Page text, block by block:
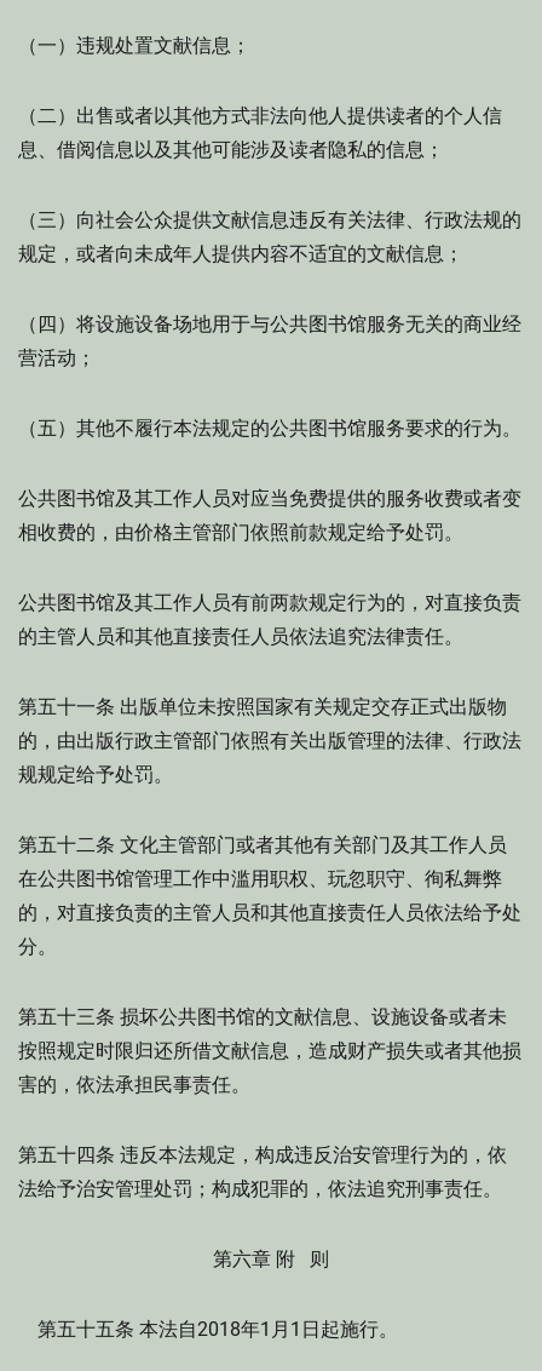
（一）违规处置文献信息；
（二）出售或者以其他方式非法向他人提供读者的个人信
息、借阅信息以及其他可能涉及读者隐私的信息；
（三）向社会公众提供文献信息违反有关法律、行政法规的
规定，或者向未成年人提供内容不适宜的文献信息；
（四）将设施设备场地用于与公共图书馆服务无关的商业经
营活动；
（五）其他不履行本法规定的公共图书馆服务要求的行为。
公共图书馆及其工作人员对应当免费提供的服务收费或者变
相收费的，由价格主管部门依照前款规定给予处罚。
公共图书馆及其工作人员有前两款规定行为的，对直接负责
的主管人员和其他直接责任人员依法追究法律责任。
第五十一条 出版单位未按照国家有关规定交存正式出版物
的，由出版行政主管部门依照有关出版管理的法律、行政法
规规定给予处罚。
第五十二条 文化主管部门或者其他有关部门及其工作人员
在公共图书馆管理工作中滥用职权、玩忽职守、徇私舞弊
的，对直接负责的主管人员和其他直接责任人员依法给予处
分。
第五十三条 损坏公共图书馆的文献信息、设施设备或者未
按照规定时限归还所借文献信息，造成财产损失或者其他损
害的，依法承担民事责任。
第五十四条 违反本法规定，构成违反治安管理行为的，依
法给予治安管理处罚；构成犯罪的，依法追究刑事责任。
第六章 附 则
第五十五条 本法自2018年1月1日起施行。